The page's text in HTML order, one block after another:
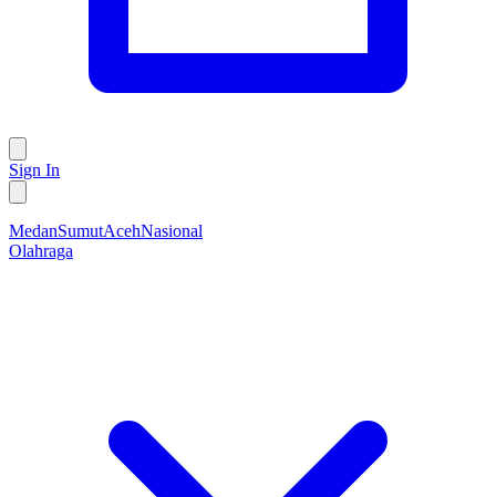
Sign In
MedanSumutAcehNasional
Olahraga